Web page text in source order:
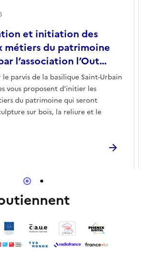
et initiation des
métiers du patrimoine
l’association l’Out…
le parvis de la basilique Saint-Urbain
vous proposent d'initier les
du patrimoine qui seront
sur bois, la reliure et le